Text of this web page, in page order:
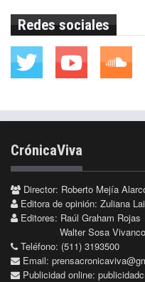
Redes sociales
CrónicaViva
Director: Roberto Mejía
Editora de opinión: Zuliana
Editores: Raúl Graham Rojas
Walter Sosa Vivanco
Teléfono: (511) 3193500
Email:
Publicidad online: